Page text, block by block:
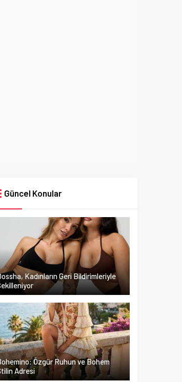
Güncel Konular
Kadınların Geri Bildirimleriyle
Özgür Ruhun ve Bohem
Adresi